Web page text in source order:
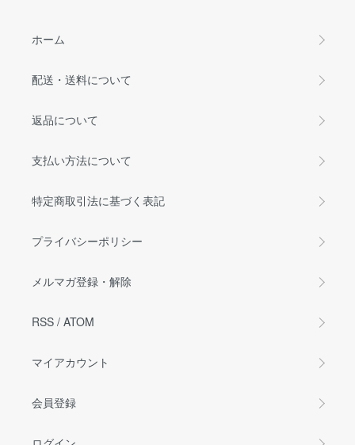
ホーム
配送・送料について
返品について
支払い方法について
特定商取引法に基づく表記
プライバシーポリシー
メルマガ登録・解除
RSS / ATOM
マイアカウント
会員登録